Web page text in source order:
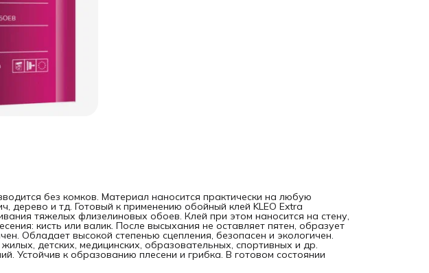
без комков. Материал наносится практически на любую
дерево и тд. Готовый к применению обойный клей KLEO Extra
тяжелых флизелиновых обоев. Клей при этом наносится на стену,
кисть или валик. После высыхания не оставляет пятен, образует
Обладает высокой степенью сцепления, безопасен и экологичен.
детских, медицинских, образовательных, спортивных и др.
Устойчив к образованию плесени и грибка. В готовом состоянии